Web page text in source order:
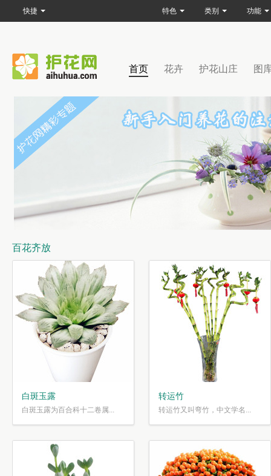
首页 花卉 护花山庄 图
百花齐放
白斑玉露
白斑玉露为百合科十二卷属...
转运竹
转运竹又叫弯竹，中文学名...
快捷 特色 类别 功能